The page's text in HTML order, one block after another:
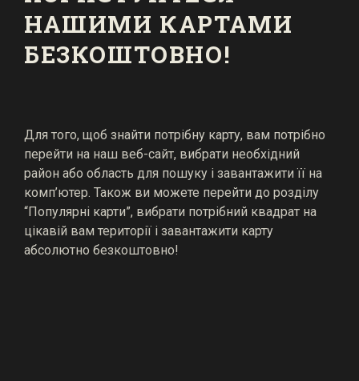
НАШИМИ КАРТАМИ
БЕЗКОШТОВНО!
Для того, щоб знайти потрібну карту, вам потрібно
перейти на наш веб-сайт, вибрати необхідний
район або область для пошуку і завантажити її на
комп’ютер. Також ви можете перейти до розділу
“Популярні карти”, вибрати потрібний квадрат на
цікавій вам території і завантажити карту
абсолютно безкоштовно!